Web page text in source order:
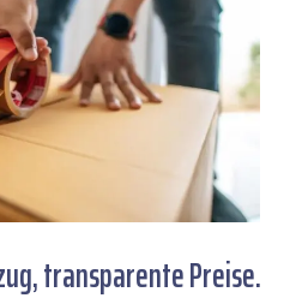
transparente Preise.